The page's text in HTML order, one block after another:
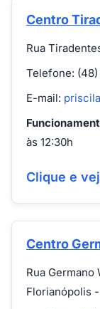
Centro
Rua
Telefone:
E-mail:
às 12:30h
Clique e
Centro
Rua
Florianópolis